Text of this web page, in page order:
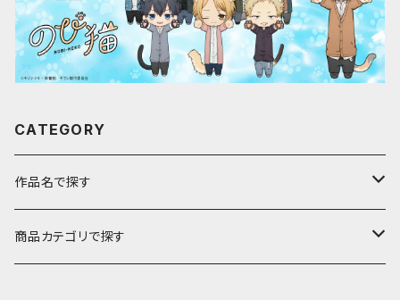
CATEGORY
作品名で探す
ア行
商品カテゴリで探す